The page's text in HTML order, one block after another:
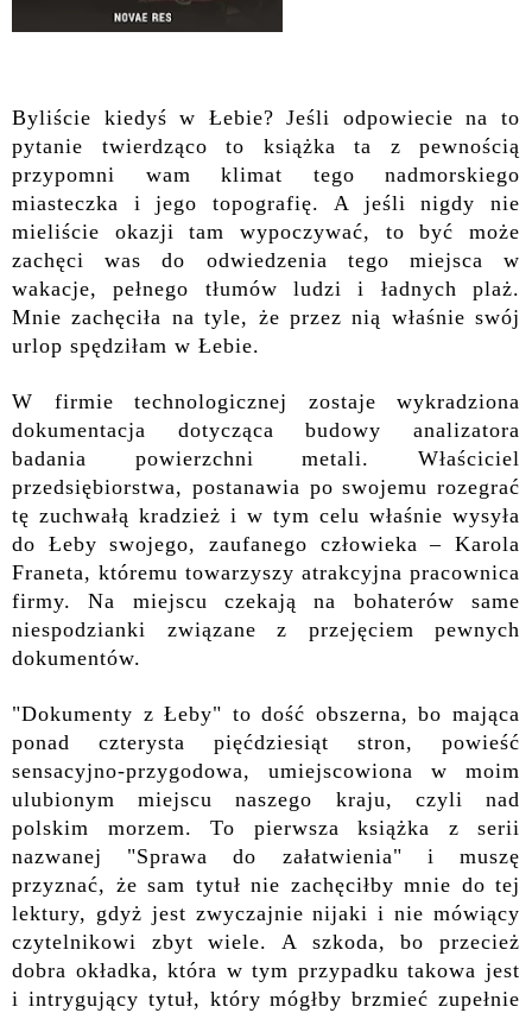
Byliście kiedyś w Łebie? Jeśli odpowiecie na to
pytanie twierdząco to książka ta z pewnością
przypomni wam klimat tego nadmorskiego
miasteczka i jego topografię. A jeśli nigdy nie
mieliście okazji tam wypoczywać, to być może
zachęci was do odwiedzenia tego miejsca w
wakacje, pełnego tłumów ludzi i ładnych plaż.
Mnie zachęciła na tyle, że przez nią właśnie swój
urlop spędziłam w Łebie.
W firmie technologicznej zostaje wykradziona
dokumentacja dotycząca budowy analizatora
badania powierzchni metali. Właściciel
przedsiębiorstwa, postanawia po swojemu rozegrać
tę zuchwałą kradzież i w tym celu właśnie wysyła
do Łeby swojego, zaufanego człowieka – Karola
Franeta, któremu towarzyszy atrakcyjna pracownica
firmy. Na miejscu czekają na bohaterów same
niespodzianki związane z przejęciem pewnych
dokumentów.
"Dokumenty z Łeby" to dość obszerna, bo mająca
ponad czterysta pięćdziesiąt stron, powieść
sensacyjno-przygodowa, umiejscowiona w moim
ulubionym miejscu naszego kraju, czyli nad
polskim morzem. To pierwsza książka z serii
nazwanej "Sprawa do załatwienia" i muszę
przyznać, że sam tytuł nie zachęciłby mnie do tej
lektury, gdyż jest zwyczajnie nijaki i nie mówiący
czytelnikowi zbyt wiele. A szkoda, bo przecież
dobra okładka, która w tym przypadku takowa jest
i intrygujący tytuł, który mógłby brzmieć zupełnie